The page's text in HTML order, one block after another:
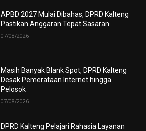
APBD 2027 Mulai Dibahas, DPRD Kalteng
Pastikan Anggaran Tepat Sasaran
07/08/2026
Masih Banyak Blank Spot, DPRD Kalteng
Desak Pemerataan Internet hingga
Pelosok
07/08/2026
DPRD Kalteng Pelajari Rahasia Layanan